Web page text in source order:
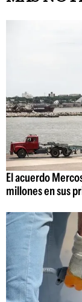
El acuerdo
millones en sus